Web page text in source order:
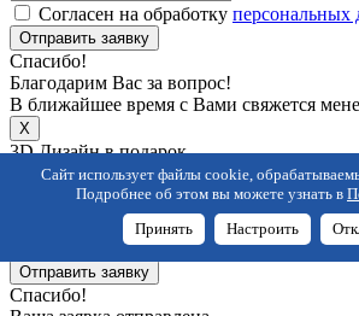
Согласен на обработку персональных
Отправить заявку
Спасибо!
Благодарим Вас за вопрос!
В ближайшее время с Вами свяжется
X
3D Дизайн в подарок
Оставьте заявку, мы перезвоним вам для
Согласен на обработкуперсональных
Отправить заявку
Спасибо!
Сайт использует файлы cookie,
Подробнее об этом вы можете узнать в
Принять Настроить